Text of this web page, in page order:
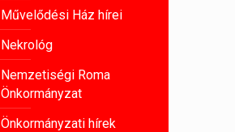
Művelődési Ház hírei
Nekrológ
Nemzetiségi Roma
Önkormányzat
Önkormányzati hírek